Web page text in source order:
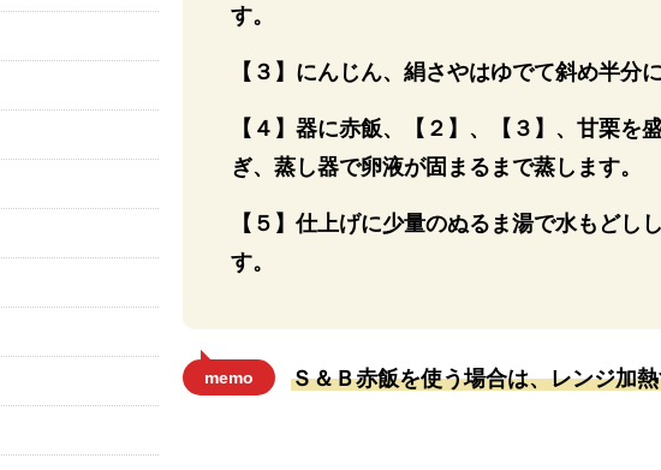
す。
【３】にんじん、絹さやはゆでて斜め半分
【４】器に赤飯、【２】、【３】、甘栗を
ぎ、蒸し器で卵液が固まるまで蒸します。
【５】仕上げに少量のぬるま湯で水もどし
す。
memo Ｓ＆Ｂ赤飯を使う場合は、レンジ加